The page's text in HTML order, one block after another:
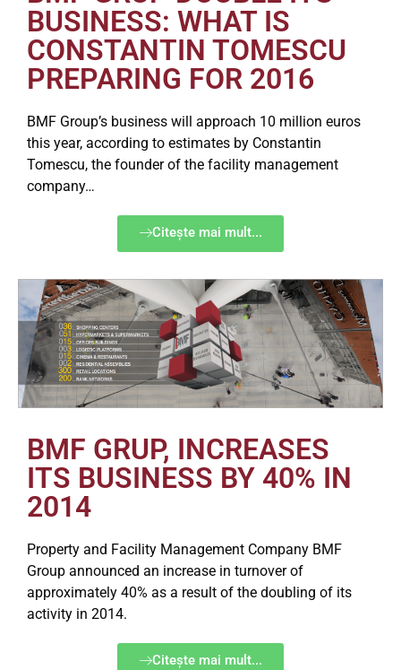
BUSINESS: WHAT IS
CONSTANTIN TOMESCU
PREPARING FOR 2016
BMF Group’s business will approach 10 million euros
this year, according to estimates by Constantin
Tomescu, the founder of the facility management
company…
Citește mai mult...
BMF GRUP, INCREASES
ITS BUSINESS BY 40% IN
2014
Property and Facility Management Company BMF
Group announced an increase in turnover of
approximately 40% as a result of the doubling of its
activity in 2014.
Citește mai mult...